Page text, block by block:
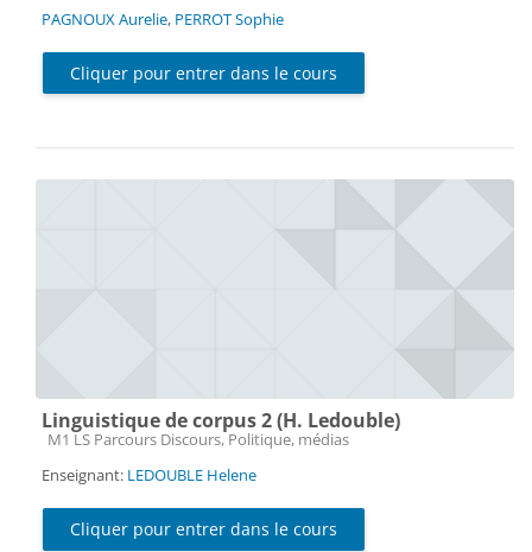
PAGNOUX Aurelie, PERROT Sophie
Cliquer pour entrer dans le cours
Linguistique de corpus 2 (H. Ledouble)
Catégorie de cours
M1 LS Parcours Discours, Politique, médias
Enseignant: LEDOUBLE Helene
Cliquer pour entrer dans le cours